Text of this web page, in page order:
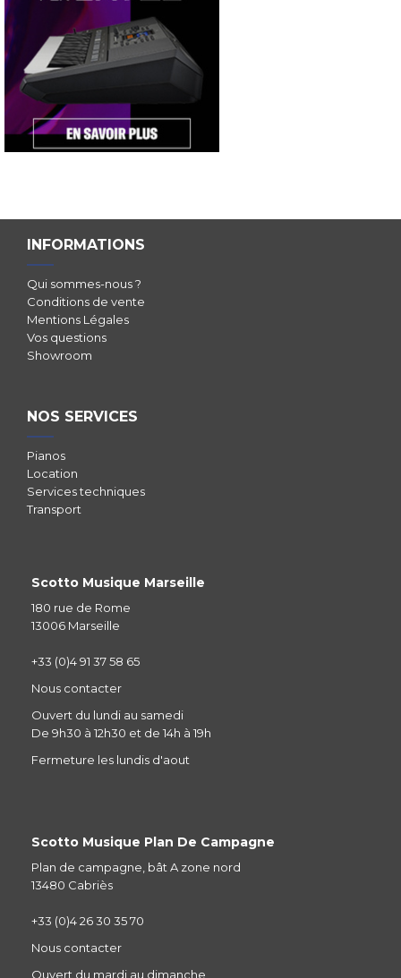
INFORMATIONS
Qui sommes-nous ?
Conditions de vente
Mentions Légales
Vos questions
Showroom
NOS SERVICES
Pianos
Location
Services techniques
Transport
Scotto Musique Marseille
180 rue de Rome
13006 Marseille
+33 (0)4 91 37 58 65
Nous contacter
Ouvert du lundi au samedi
De 9h30 à 12h30 et de 14h à 19h
Fermeture les lundis d'aout
Scotto Musique Plan De Campagne
Plan de campagne, bât A zone nord
13480 Cabriès
+33 (0)4 26 30 35 70
Nous contacter
Ouvert du mardi au dimanche